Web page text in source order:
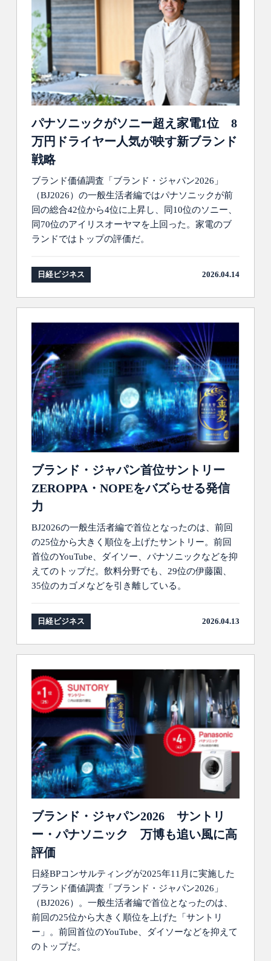
パナソニックがソニー超え家電1位 8
万円ドライヤー人気が映す新ブランド
戦略
ブランド価値調査「ブランド・ジャパン2026」
（BJ2026）の一般生活者編ではパナソニックが前
回の総合42位から4位に上昇し、同10位のソニー、
同70位のアイリスオーヤマを上回った。家電のブ
ランドではトップの評価だ。
日経ビジネス 2026.04.14
ブランド・ジャパン首位サントリー
ZEROPPA・NOPEをバズらせる発信
力
BJ2026の一般生活者編で首位となったのは、前回
の25位から大きく順位を上げたサントリー。前回
首位のYouTube、ダイソー、パナソニックなどを抑
えてのトップだ。飲料分野でも、29位の伊藤園、
35位のカゴメなどを引き離している。
日経ビジネス 2026.04.13
ブランド・ジャパン2026 サントリ
ー・パナソニック 万博も追い風に高
評価
日経BPコンサルティングが2025年11月に実施した
ブランド価値調査「ブランド・ジャパン2026」
（BJ2026）。一般生活者編で首位となったのは、
前回の25位から大きく順位を上げた「サントリ
ー」。前回首位のYouTube、ダイソーなどを抑えて
のトップだ。